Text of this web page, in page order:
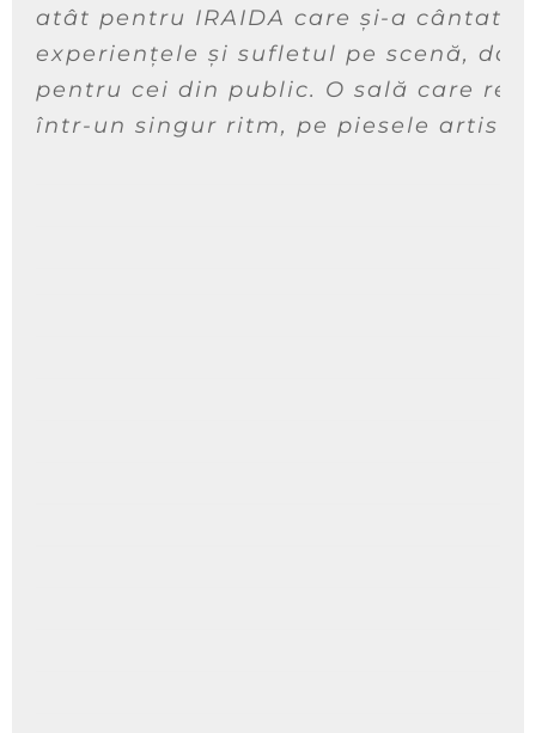
atât pentru IRAIDA care și-a cântat
experiențele și sufletul pe scenă, dar
pentru cei din public. O sală care
într-un singur ritm, pe piesele